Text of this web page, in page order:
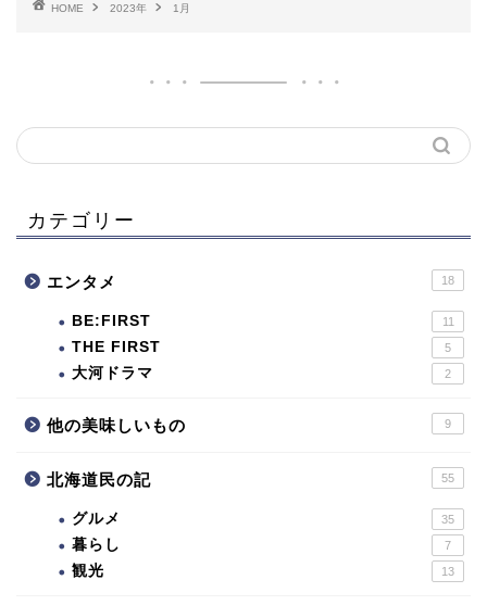
HOME 2023年 1月
カテゴリー
エンタメ 18
BE:FIRST 11
THE FIRST 5
大河ドラマ 2
他の美味しいもの 9
北海道民の記 55
グルメ 35
暮らし 7
観光 13